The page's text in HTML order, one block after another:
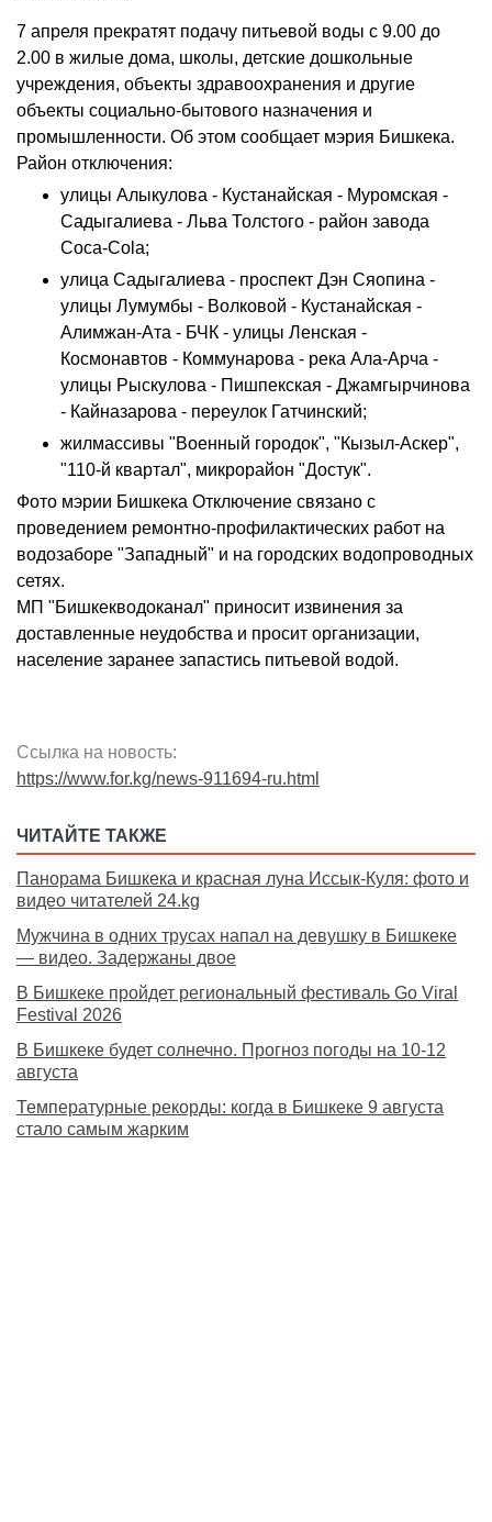
7 апреля прекратят подачу питьевой воды с 9.00 до
2.00 в жилые дома, школы, детские дошкольные
учреждения, объекты здравоохранения и другие
объекты социально-бытового назначения и
промышленности. Об этом сообщает мэрия Бишкека.
Район отключения:
улицы Алыкулова - Кустанайская - Муромская -
Садыгалиева - Льва Толстого - район завода
Coca-Cola;
улица Садыгалиева - проспект Дэн Сяопина -
улицы Лумумбы - Волковой - Кустанайская -
Алимжан-Ата - БЧК - улицы Ленская -
Космонавтов - Коммунарова - река Ала-Арча -
улицы Рыскулова - Пишпекская - Джамгырчинова
- Кайназарова - переулок Гатчинский;
жилмассивы "Военный городок", "Кызыл-Аскер",
"110-й квартал", микрорайон "Достук".
Фото мэрии Бишкека Отключение связано с
проведением ремонтно-профилактических работ на
водозаборе "Западный" и на городских водопроводных
сетях.
МП "Бишкекводоканал" приносит извинения за
доставленные неудобства и просит организации,
население заранее запастись питьевой водой.
Ссылка на новость:
https://www.for.kg/news-911694-ru.html
ЧИТАЙТЕ ТАКЖЕ
Панорама Бишкека и красная луна Иссык-Куля: фото и
видео читателей 24.kg
Мужчина в одних трусах напал на девушку в Бишкеке
— видео. Задержаны двое
В Бишкеке пройдет региональный фестиваль Go Viral
Festival 2026
В Бишкеке будет солнечно. Прогноз погоды на 10-12
августа
Температурные рекорды: когда в Бишкеке 9 августа
стало самым жарким